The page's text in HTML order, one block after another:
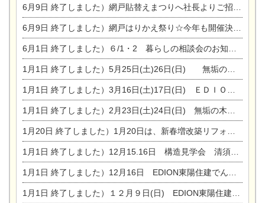
6月9日 終了しました）網戸貼替えまつりへ社長よりご招待です♪
6月9日 終了しました）網戸はりかえ祭り☆今年も開催決定！
6月1日 終了しました）６/1・2 暮らしの相談会のお知らせ
1月1日 終了しました）5月25日(土)26日(日) 無垢の木の家体感見学会開催☆
1月1日 終了しました）3月16日(土)17日(日) ＥＤＩＯＮ東陽住建でんき館 総決算まつり
1月1日 終了しました）2月23日(土)24日(日) 無垢の木の家 完成見学会
1月20日 終了しました）1月20日は、新春増改築リフォームまつり＆家の修理祭り＆家電まつりです。
1月1日 終了しました）12月15.16日 構造見学会 清須市西枇杷島町弁天
1月1日 終了しました）12月16日 EDION東陽住建でんき OPEN第二弾イベント！！
1月1日 終了しました）１２月９日(日) EDION東陽住建でんき館プレＯＰＥＮ！＆家の修理まつり